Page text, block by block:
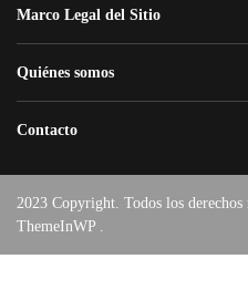
Marco Legal del Sitio
Quiénes somos
Contacto
2023 Copyright. Todos los
ThemeInWP .